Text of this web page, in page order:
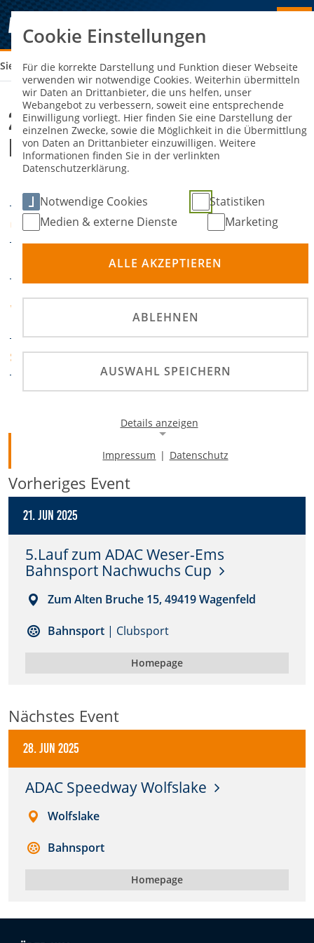
Sie sind hier: 29. ADAC SANDBAHNRENNEN HECHTHAUSEN
29. ADAC Sandbahnrennen
Hechthausen
22. Juni 2025
ORT Hechthausen
Bahnsport
VERANSTALTER
MF Niederelbe e.V. im
ADAC
SPORTABTEILUNG ADAC Weser-Ems
Vorheriges Event
21. Jun 2025
5.Lauf zum ADAC Weser-Ems
Bahnsport Nachwuchs Cup
Zum Alten Bruche 15, 49419 Wagenfeld
Bahnsport | Clubsport
Homepage
Nächstes Event
28. Jun 2025
ADAC Speedway Wolfslake
Wolfslake
Bahnsport
Homepage
Cookie Einstellungen
Für die korrekte Darstellung und Funktion dieser Webseite
verwenden wir notwendige Cookies. Weiterhin übermitteln
wir Daten an Drittanbieter, die uns helfen, unser
Webangebot zu verbessern, soweit eine entsprechende
Einwilligung vorliegt. Hier finden Sie eine Darstellung der
einzelnen Zwecke, sowie die Möglichkeit in die Übermittlung
von Daten an Drittanbieter einzuwilligen. Weitere
Informationen finden Sie in der verlinkten
Datenschutzerklärung.
Notwendige Cookies
Statistiken
Medien & externe Dienste
Marketing
ALLE AKZEPTIEREN
ABLEHNEN
AUSWAHL SPEICHERN
Details anzeigen
Notwendige Cookies ermöglichen die Kernfunktionalität
einer Website. Sie helfen dabei, die Website nutzbar zu
machen, indem sie grundlegende Funktionen
ermöglichen. Ohne diese Cookies kann die Website nicht
richtig funktionieren.
Background Image
Name:
Dieser Cookie speichert Informationen zu
verwendeten Hintergrundbildern der Website.
Cookie Consent
Name:
DMSB
Impressum | Datenschutz